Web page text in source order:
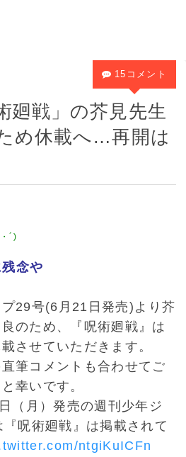
廻戦」の芥見先生
め休載へ…再開は
15コメント
´)
念や
29号(6月21日発売)より芥
のため、『呪術廻戦』は
させていただきます。
筆コメントも合わせてご
幸いです。
（月）発売の週刊少年ジ
呪術廻戦』は掲載されて
ntgiKuICFn